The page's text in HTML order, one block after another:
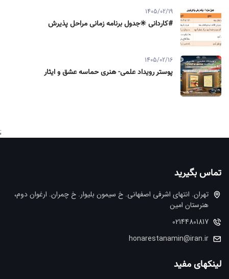
1405/02/19
#کاردانی ✳️جدول برنامه زمانی مراحل پذیرش
1405/02/16
پوستر رویداد علمی- هنری حماسه عشق و ایثار
;
تماس بگیرید
تهران. انتهاي اشرفي اصفهاني. خ سيمون بليوار. خ چمران. ارغوان دوم،
هنرستان امین
02144801817
honarestanamin@iran.ir
لینکهای مفید